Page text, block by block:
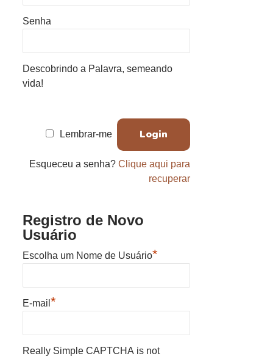
Senha
Descobrindo a Palavra, semeando
vida!
Lembrar-me
Esqueceu a senha? Clique aqui para
recuperar
Registro de Novo
Usuário
Escolha um Nome de Usuário*
E-mail *
Really Simple CAPTCHA is not